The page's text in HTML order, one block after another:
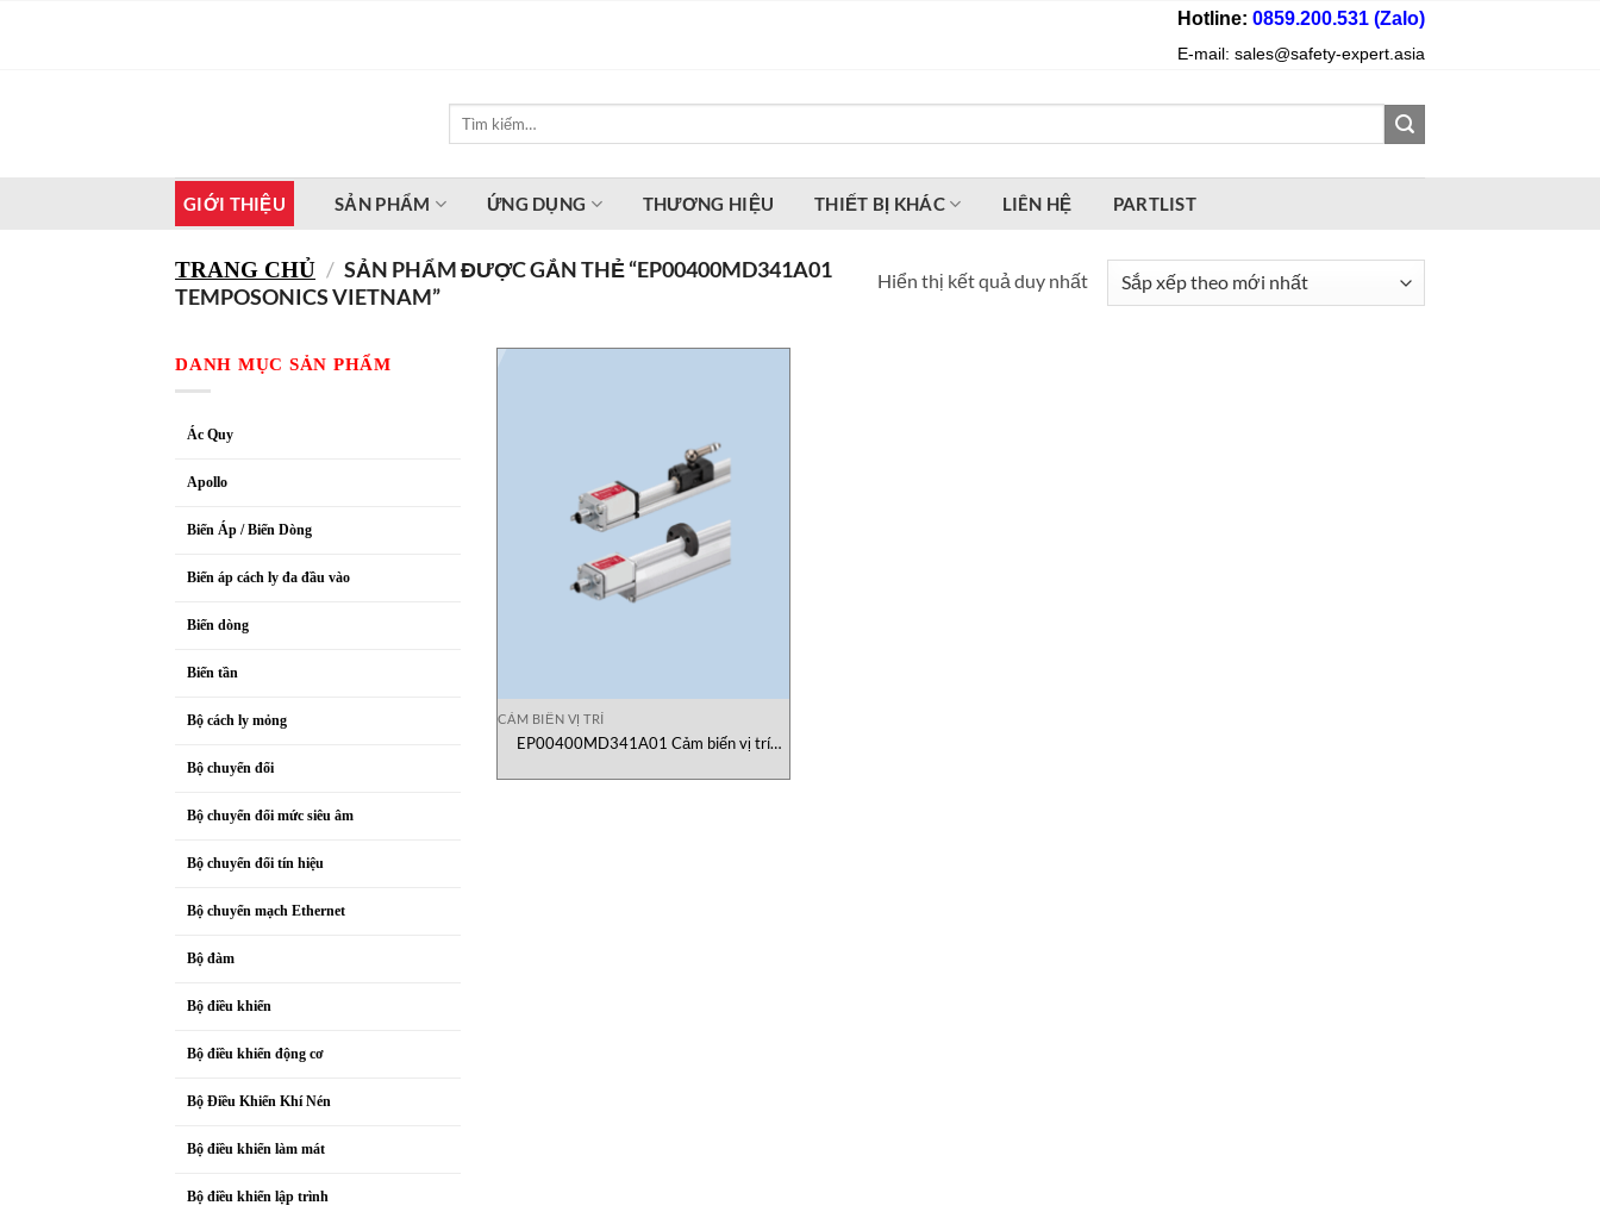
Hotline: 0859.200.531 (Zalo)
E-mail: sales@safety-expert.asia
GIỚI THIỆU SẢN PHẨM ỨNG DỤNG THƯƠNG HIỆU THIẾT BỊ KHÁC LIÊN HỆ PARTLIST
TRANG CHỦ / SẢN PHẨM ĐƯỢC GẮN THẺ “EP00400MD341A01
TEMPOSONICS VIETNAM”
Hiển thị kết quả duy nhất
DANH MỤC SẢN PHẨM
Ác Quy
Apollo
Biến Áp / Biến Dòng
Biến áp cách ly đa đầu vào
Biến dòng
Biến tần
Bộ cách ly mỏng
Bộ chuyển đổi
Bộ chuyển đổi mức siêu âm
Bộ chuyển đổi tín hiệu
Bộ chuyển mạch Ethernet
Bộ đàm
Bộ điều khiển
Bộ điều khiển động cơ
Bộ Điều Khiển Khí Nén
Bộ điều khiển làm mát
Bộ điều khiển lập trình
CẢM BIẾN VỊ TRÍ
EP00400MD341A01 Cảm biến vị trí